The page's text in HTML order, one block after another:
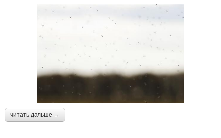
читать дальше →